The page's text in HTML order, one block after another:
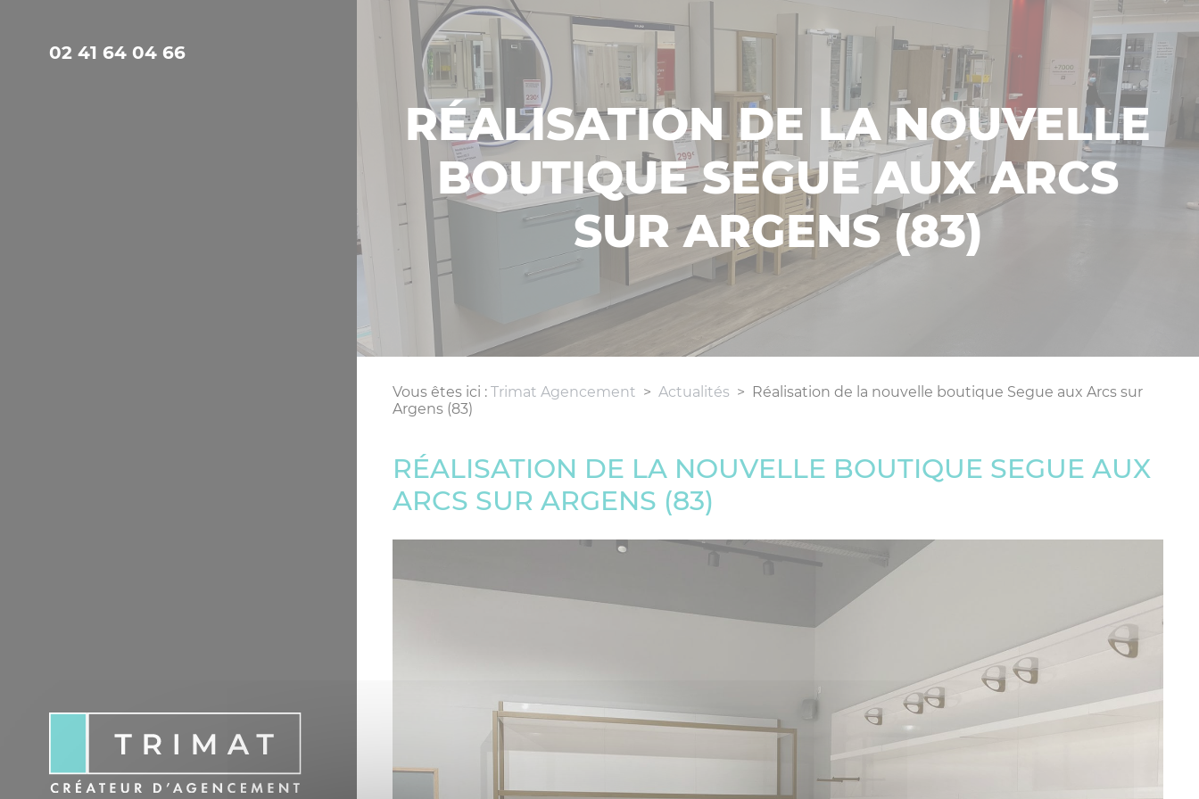
02 41 64 04 66
RÉALISATION DE LA NOUVELLE
BOUTIQUE SEGUE AUX ARCS
SUR ARGENS (83)
Vous êtes ici : Trimat Agencement >Actualités > Réalisation de la nouvelle boutique Segue aux Arcs sur
Argens (83)
RÉALISATION DE LA NOUVELLE BOUTIQUE SEGUE AUX
ARCS SUR ARGENS (83)